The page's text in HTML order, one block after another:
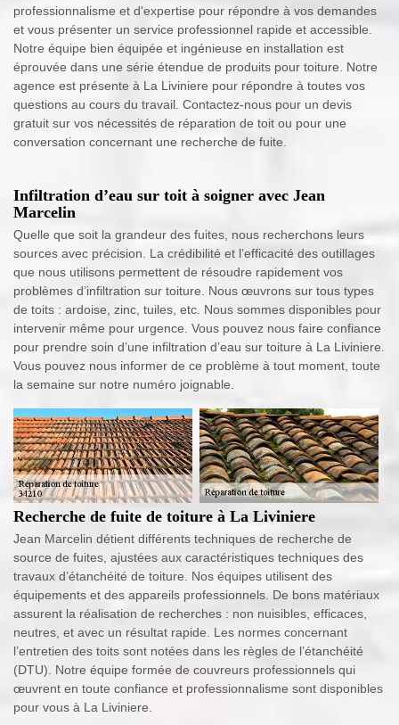
professionnalisme et d'expertise pour répondre à vos demandes
et vous présenter un service professionnel rapide et accessible.
Notre équipe bien équipée et ingénieuse en installation est
éprouvée dans une série étendue de produits pour toiture. Notre
agence est présente à La Liviniere pour répondre à toutes vos
questions au cours du travail. Contactez-nous pour un devis
gratuit sur vos nécessités de réparation de toit ou pour une
conversation concernant une recherche de fuite.
Infiltration d’eau sur toit à soigner avec Jean
Marcelin
Quelle que soit la grandeur des fuites, nous recherchons leurs
sources avec précision. La crédibilité et l’efficacité des outillages
que nous utilisons permettent de résoudre rapidement vos
problèmes d’infiltration sur toiture. Nous œuvrons sur tous types
de toits : ardoise, zinc, tuiles, etc. Nous sommes disponibles pour
intervenir même pour urgence. Vous pouvez nous faire confiance
pour prendre soin d’une infiltration d’eau sur toiture à La Liviniere.
Vous pouvez nous informer de ce problème à tout moment, toute
la semaine sur notre numéro joignable.
Recherche de fuite de toiture à La Liviniere
Jean Marcelin détient différents techniques de recherche de
source de fuites, ajustées aux caractéristiques techniques des
travaux d’étanchéité de toiture. Nos équipes utilisent des
équipements et des appareils professionnels. De bons matériaux
assurent la réalisation de recherches : non nuisibles, efficaces,
neutres, et avec un résultat rapide. Les normes concernant
l’entretien des toits sont notées dans les règles de l’étanchéité
(DTU). Notre équipe formée de couvreurs professionnels qui
œuvrent en toute confiance et professionnalisme sont disponibles
pour vous à La Liviniere.